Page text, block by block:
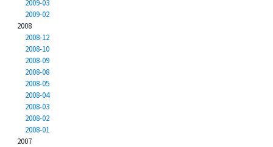
2009-03
2009-02
2008
2008-12
2008-10
2008-09
2008-08
2008-05
2008-04
2008-03
2008-02
2008-01
2007